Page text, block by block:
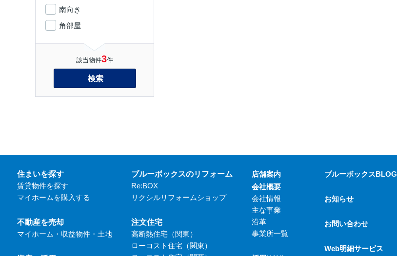
南向き
角部屋
該当物件3件
検索
住まいを探す
賃貸物件を探す
マイホームを購入する
不動産を売却
マイホーム・収益物件・土地
ブルーボックスのリフォーム
Re:BOX
リクシルリフォームショップ
注文住宅
高断熱住宅（関東）
ローコスト住宅（関東）
店舗案内
会社概要
会社情報
主な事業
沿革
事業所一覧
ブルーボックスBLOG
お知らせ
お問い合わせ
Web明細サービス